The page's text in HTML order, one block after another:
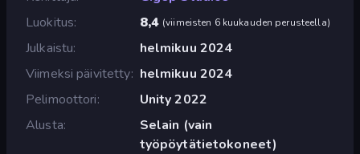
Luokitus
8,4 (viimeisten 6 kuukauden perusteella)
Julkaistu
helmikuu 2024
Viimeksi päivitetty helmikuu 2024
Pelimoottori
Unity 2022
Alusta
Selain (vain
työpöytätietokoneet)